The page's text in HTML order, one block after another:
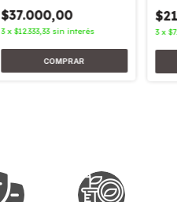
$37.000,00
3 x$12.333,33 sin interés 3 x